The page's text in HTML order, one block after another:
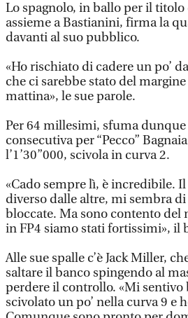
Lo spagnolo, in ballo per il titolo
assieme a Bastianini, firma la
davanti al suo pubblico.
«Ho rischiato di cadere un po’
che ci sarebbe stato del
mattina», le sue parole.
Per 64 millesimi, sfuma
consecutiva per “Pecco”
l’1’30”000, scivola in curva 2.
«Cado sempre lì, è incredibile.
diverso dalle altre, mi sembra
bloccate. Ma sono contento del
in FP4 siamo stati fortissimi», il
Alle sue spalle c’è Jack Miller,
saltare il banco spingendo al
perdere il controllo. «Mi sentivo
scivolato un po’ nella curva 9 e